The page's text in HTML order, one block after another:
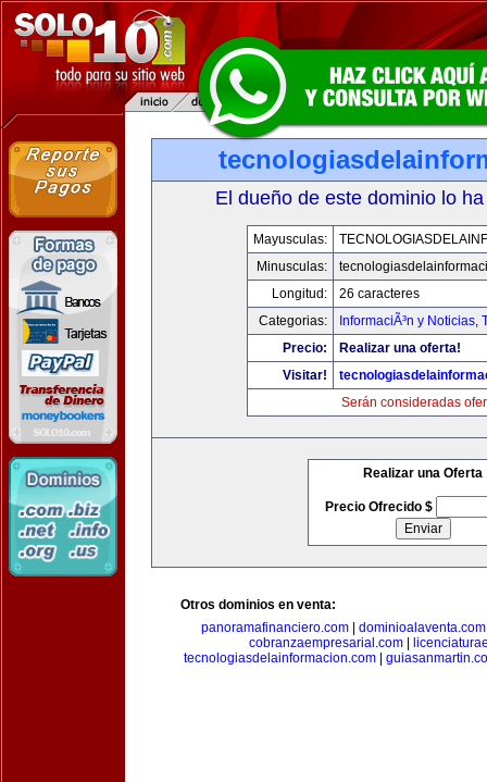
El dueño de este dominio lo
Mayusculas:
Minusculas:
Longitud:
26 caracteres
Categorias:
InformaciÃ³n y Noticias,
Precio:
Realizar una oferta!
Visitar!
Serán consideradas
Realizar una Oferta
Precio Ofrecido $
Otros dominios en venta:
panoramafinanciero.com
dominioalaventa.com
cobranzaempresarial.com
tecnologiasdelainformacion.com|